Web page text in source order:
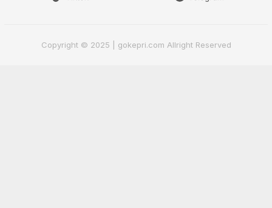
Copyright © 2025 | gokepri.com Allright Reserved